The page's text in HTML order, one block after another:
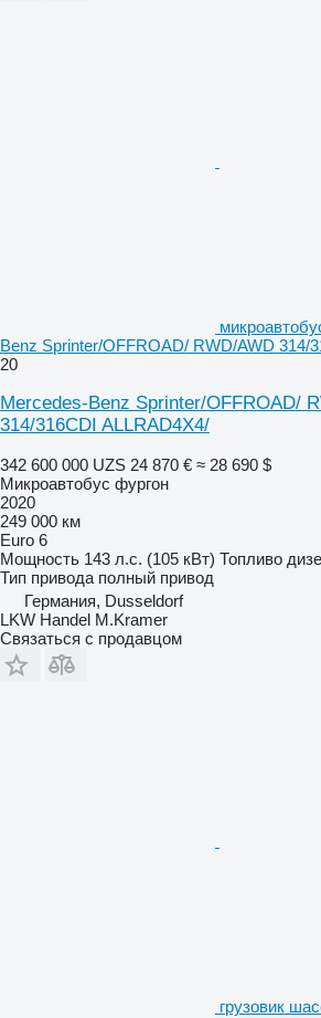
Benz Sprinter/OFFROAD/ RWD/AWD 314/
20
Mercedes-Benz Sprinter/OFFROAD/
314/316CDI ALLRAD4X4/
342 600 000 UZS 24 870 € ≈ 28 690 $
Микроавтобус фургон
2020
249 000 км
Euro 6
Мощность 143 л.с. (105 кВт) Топливо
Тип привода полный привод
Германия, Dusseldorf
LKW Handel M.Kramer
Связаться с продавцом
грузовик